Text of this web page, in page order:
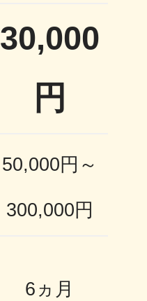
30,000
円
50,000円～
300,000円
6ヵ月